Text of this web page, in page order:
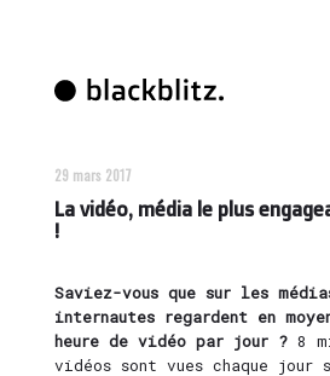
29 mars 2017
La vidéo, média le plus
!
Saviez-vous que sur les
internautes regardent en
heure de vidéo par jour ? 8
vidéos sont vues chaque jour